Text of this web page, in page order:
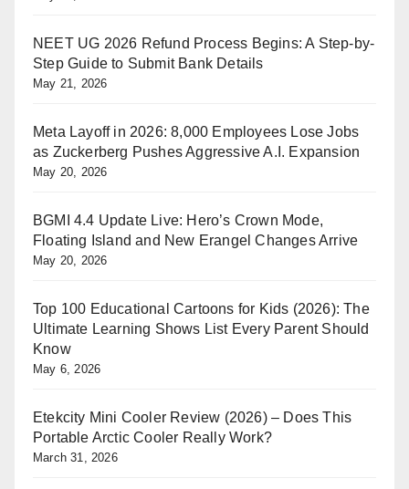
NEET UG 2026 Refund Process Begins: A Step-by-
Step Guide to Submit Bank Details
May 21, 2026
Meta Layoff in 2026: 8,000 Employees Lose Jobs
as Zuckerberg Pushes Aggressive A.I. Expansion
May 20, 2026
BGMI 4.4 Update Live: Hero’s Crown Mode,
Floating Island and New Erangel Changes Arrive
May 20, 2026
Top 100 Educational Cartoons for Kids (2026): The
Ultimate Learning Shows List Every Parent Should
Know
May 6, 2026
Etekcity Mini Cooler Review (2026) – Does This
Portable Arctic Cooler Really Work?
March 31, 2026